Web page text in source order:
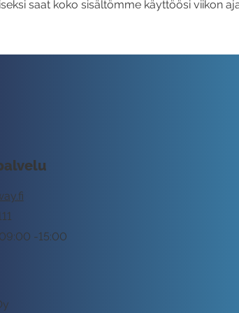
saat koko sisältömme käyttöösi viikon
-15:00